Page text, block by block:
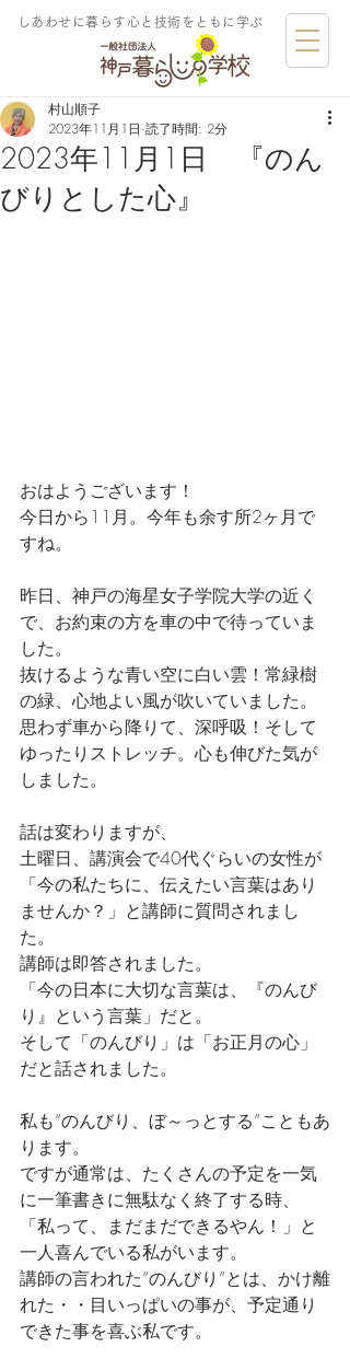
しあわせに暮らす​心と技術をともに学ぶ
2023年11月1日 『のん
びりとした心』
村山順子
2023年11月1日 読了時間: 2分
おはようございます！
今日から11月。今年も余す所2ヶ月で
すね。
昨日、神戸の海星女子学院大学の近く
で、お約束の方を車の中で待っていま
した。
抜けるような青い空に白い雲！常緑樹
の緑、心地よい風が吹いていました。
思わず車から降りて、深呼吸！そして
ゆったりストレッチ。心も伸びた気が
しました。
話は変わりますが、
土曜日、講演会で40代ぐらいの女性が
「今の私たちに、伝えたい言葉はあり
ませんか？」と講師に質問されまし
た。
講師は即答されました。
「今の日本に大切な言葉は、『のんび
り』という言葉」だと。
そして「のんびり」は「お正月の心」
だと話されました。
私も“のんびり、ぼ～っとする”こともあ
ります。
ですが通常は、たくさんの予定を一気
に一筆書きに無駄なく終了する時、
「私って、まだまだできるやん！」と
一人喜んでいる私がいます。
講師の言われた“のんびり”とは、かけ離
れた・・目いっぱいの事が、予定通り
できた事を喜ぶ私です。